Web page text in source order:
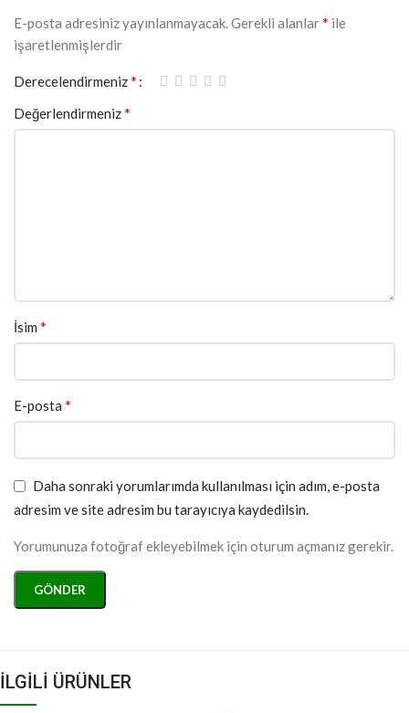
E-posta adresiniz yayınlanmayacak.Gerekli alanlar* ile
işaretlenmişlerdir
Derecelendirmeniz*
Değerlendirmeniz*
İsim *
E-posta *
Daha sonraki yorumlarımda kullanılması için adım, e-posta
adresim ve site adresim bu tarayıcıya kaydedilsin.
Yorumunuza fotoğraf ekleyebilmek için oturum açmanız gerekir.
İLGİLİ ÜRÜNLER